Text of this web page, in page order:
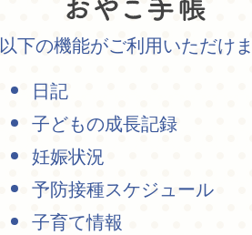
以下の機能がご利用いただけ
日記
子どもの成長記録
妊娠状況
予防接種スケジュール
子育て情報